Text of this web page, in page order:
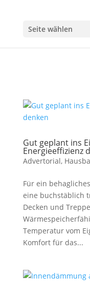
Seite wählen
Gut geplant ins
Energieeffizienz
Advertorial,
Für ein
eine buchstäblich
Decken und
Temperatur vom
Komfort für das...